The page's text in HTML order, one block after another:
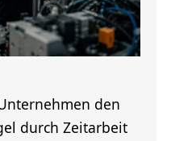
den
durch Zeitarbeit